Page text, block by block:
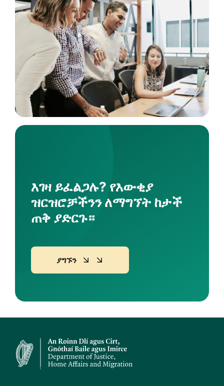
እገዛ ይፈልጋሉ? የእውቂያ
ዝርዝሮቻችንን ለማግኘት ከታች
ጠቅ ያድርጉ።
ያግኙን